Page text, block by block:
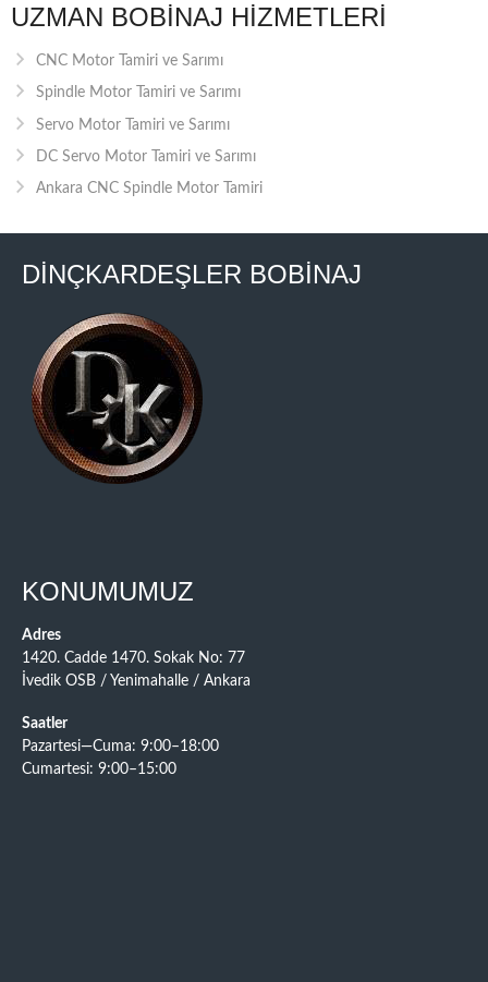
UZMAN BOBINAJ HIZMETLERI
CNC Motor Tamiri ve Sarımı
Spindle Motor Tamiri ve Sarımı
Servo Motor Tamiri ve Sarımı
DC Servo Motor Tamiri ve Sarımı
Ankara CNC Spindle Motor Tamiri
DİNÇKARDEŞLER BOBİNAJ
KONUMUMUZ
Adres
1420. Cadde 1470. Sokak No: 77
İvedik OSB / Yenimahalle / Ankara
Saatler
Pazartesi—Cuma: 9:00–18:00
Cumartesi: 9:00–15:00